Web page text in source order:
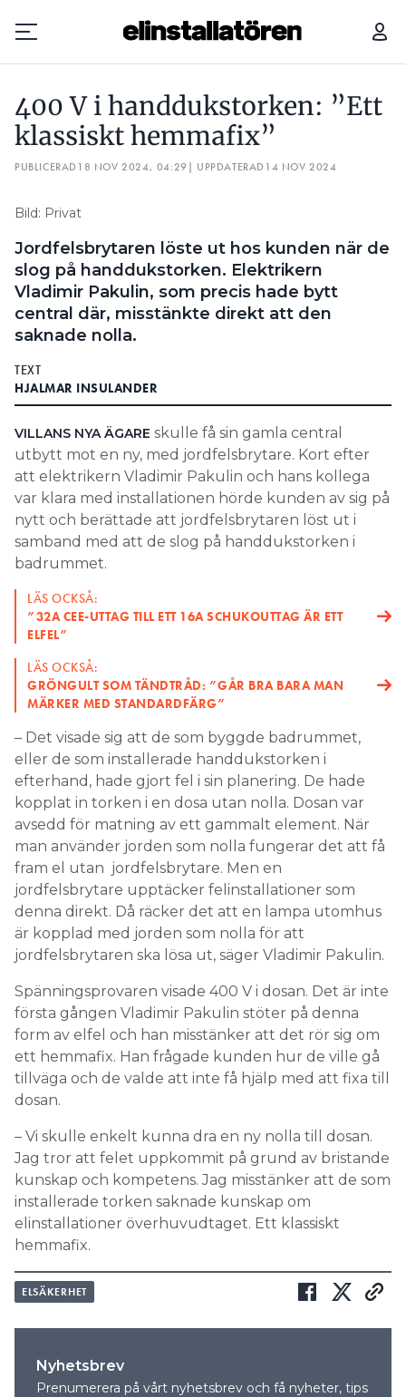
Prenumerera
Hantera prenumeration
Lediga jobb
Annonsera
Läs E-tidningen
Kontakt
Personuppgifter
Search for:
SEARCH
400 V i handdukstorken: ”Ett
klassiskt hemmafix”
PUBLICERAD 18 NOV 2024, 04:29 | UPPDATERAD 14 NOV 2024
Bild: Privat
Jordfelsbrytaren löste ut hos kunden när de
slog på handdukstorken. Elektrikern
Vladimir Pakulin, som precis hade bytt
central där, misstänkte direkt att den
saknade nolla.
TEXT
HJALMAR INSULANDER
VILLANS NYA ÄGARE skulle få sin gamla central
utbytt mot en ny, med jordfelsbrytare. Kort efter
att elektrikern Vladimir Pakulin och hans kollega
var klara med installationen hörde kunden av sig på
nytt och berättade att jordfelsbrytaren löst ut i
samband med att de slog på handdukstorken i
badrummet.
LÄS OCKSÅ:
”32A CEE-UTTAG TILL ETT 16A SCHUKOUTTAG ÄR ETT
ELFEL”
LÄS OCKSÅ:
GRÖNGULT SOM TÄNDTRÅD: ”GÅR BRA BARA MAN
MÄRKER MED STANDARDFÄRG”
– Det visade sig att de som byggde badrummet,
eller de som installerade handdukstorken i
efterhand, hade gjort fel i sin planering. De hade
kopplat in torken i en dosa utan nolla. Dosan var
avsedd för matning av ett gammalt element. När
man använder jorden som nolla fungerar det att få
fram el utan jordfelsbrytare. Men en
jordfelsbrytare upptäcker felinstallationer som
denna direkt. Då räcker det att en lampa utomhus
är kopplad med jorden som nolla för att
jordfelsbrytaren ska lösa ut, säger Vladimir Pakulin.
Spänningsprovaren visade 400 V i dosan. Det är inte
första gången Vladimir Pakulin stöter på denna
form av elfel och han misstänker att det rör sig om
ett hemmafix. Han frågade kunden hur de ville gå
tillväga och de valde att inte få hjälp med att fixa till
dosan.
– Vi skulle enkelt kunna dra en ny nolla till dosan.
Jag tror att felet uppkommit på grund av bristande
kunskap och kompetens. Jag misstänker att de som
installerade torken saknade kunskap om
elinstallationer överhuvudtaget. Ett klassiskt
hemmafix.
ELSÄKERHET
Nyhetsbrev
Prenumerera på vårt nyhetsbrev och få nyheter, tips